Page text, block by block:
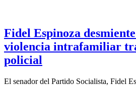
Fidel Espinoza desmiente
violencia intrafamiliar
policial
El senador del Partido Socialista, Fidel